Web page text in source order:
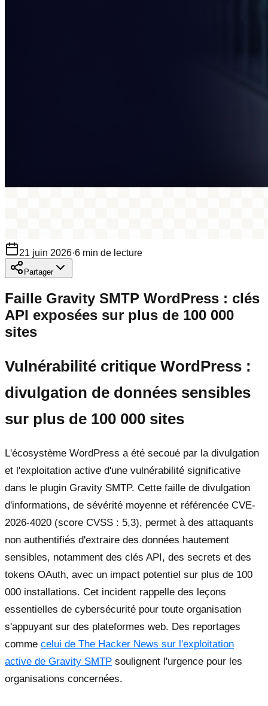
21 juin 2026·6 min de lecture
Partager
Faille Gravity SMTP WordPress : clés
API exposées sur plus de 100 000
sites
Vulnérabilité critique WordPress :
divulgation de données sensibles
sur plus de 100 000 sites
L'écosystème WordPress a été secoué par la divulgation
et l'exploitation active d'une vulnérabilité significative
dans le plugin Gravity SMTP. Cette faille de divulgation
d'informations, de sévérité moyenne et référencée CVE-
2026-4020 (score CVSS : 5,3), permet à des attaquants
non authentifiés d'extraire des données hautement
sensibles, notamment des clés API, des secrets et des
tokens OAuth, avec un impact potentiel sur plus de 100
000 installations. Cet incident rappelle des leçons
essentielles de cybersécurité pour toute organisation
s'appuyant sur des plateformes web. Des reportages
comme celui de The Hacker News sur l'exploitation
active de Gravity SMTP soulignent l'urgence pour les
organisations concernées.